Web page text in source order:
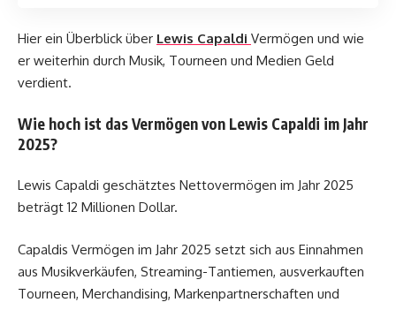
Hier ein Überblick über Lewis Capaldi Vermögen und wie
er weiterhin durch Musik, Tourneen und Medien Geld
verdient.
Wie hoch ist das Vermögen von Lewis Capaldi im Jahr
2025?
Lewis Capaldi geschätztes Nettovermögen im Jahr 2025
beträgt 12 Millionen Dollar.
Capaldis Vermögen im Jahr 2025 setzt sich aus Einnahmen
aus Musikverkäufen, Streaming-Tantiemen, ausverkauften
Tourneen, Merchandising, Markenpartnerschaften und